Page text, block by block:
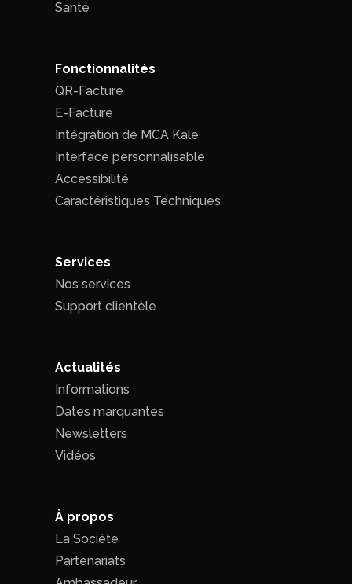
Santé
Fonctionnalités
QR-Facture
E-Facture
Intégration de MCA Kale
Interface personnalisable
Accessibilité
Caractéristiques Techniques
Services
Nos services
Support clientèle
Actualités
Informations
Dates marquantes
Newsletters
Vidéos
À propos
La Société
Partenariats